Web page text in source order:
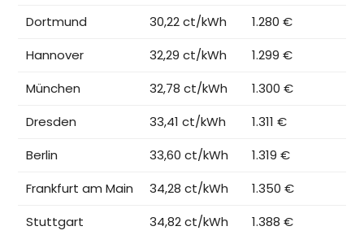
Dortmund
30,22 ct/kWh
1.280 €
Hannover
32,29 ct/kWh
1.299 €
München
32,78 ct/kWh
1.300 €
Dresden
33,41 ct/kWh
1.311 €
Berlin
33,60 ct/kWh
1.319 €
Frankfurt am Main
34,28 ct/kWh
1.350 €
Stuttgart
34,82 ct/kWh
1.388 €